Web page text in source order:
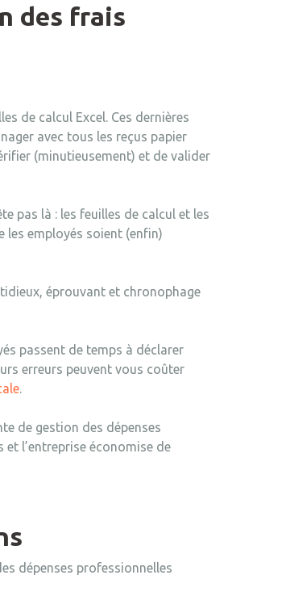
des frais
de calcul Excel. Ces dernières
avec tous les reçus papier
(minutieusement) et de valider
pas là : les feuilles de calcul et les
les employés soient (enfin)
éprouvant et chronophage
passent de temps à déclarer
erreurs peuvent vous coûter
.
de gestion des dépenses
l’entreprise économise de
dépenses professionnelles